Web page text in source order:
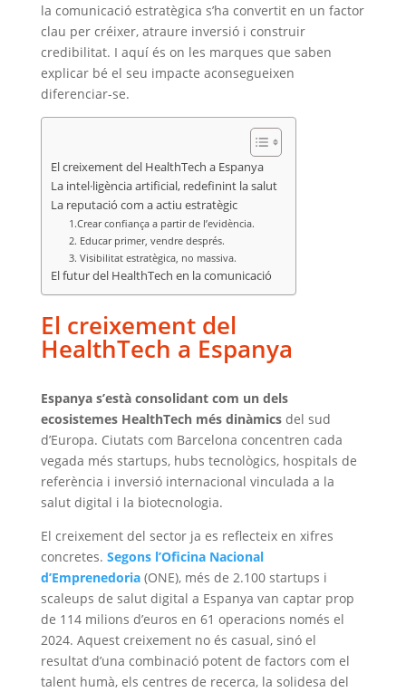
la comunicació estratègica s’ha convertit en un factor
clau per créixer, atraure inversió i construir
credibilitat. I aquí és on les marques que saben
explicar bé el seu impacte aconsegueixen
diferenciar-se.
El creixement del HealthTech a Espanya
La intel·ligència artificial, redefinint la salut
La reputació com a actiu estratègic
1.Crear confiança a partir de l’evidència.
2. Educar primer, vendre després.
3. Visibilitat estratègica, no massiva.
El futur del HealthTech en la comunicació
El creixement del
HealthTech a Espanya
Espanya s’està consolidant com un dels
ecosistemes HealthTech més dinàmicsdel sud
d’Europa. Ciutats com Barcelona concentren cada
vegada més startups, hubs tecnològics, hospitals de
referència i inversió internacional vinculada a la
salut digital i la biotecnologia.
El creixement del sector ja es reflecteix en xifres
concretes. Segons l’Oficina Nacional
d’Emprenedoria(ONE), més de 2.100 startups i
scaleups de salut digital a Espanya van captar prop
de 114 milions d’euros en 61 operacions només el
2024. Aquest creixement no és casual, sinó el
resultat d’una combinació potent de factors com el
talent humà, els centres de recerca, la solidesa del